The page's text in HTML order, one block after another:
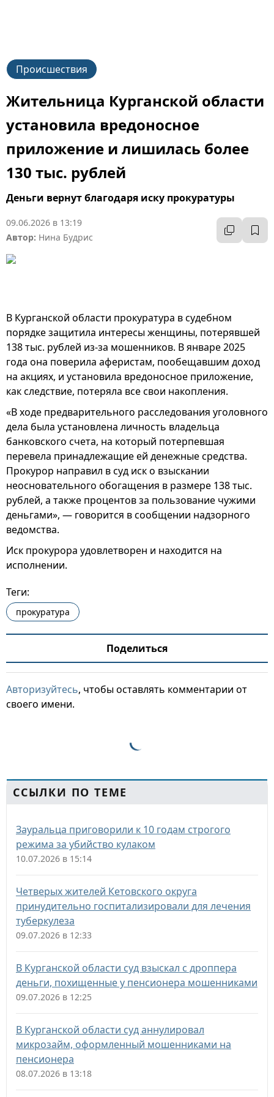
Происшествия
Жительница Курганской области
установила вредоносное
приложение и лишилась более
130 тыс. рублей
Деньги вернут благодаря иску прокуратуры
09.06.2026 в 13:19
Автор: Нина Будрис
В Курганской области прокуратура в судебном
порядке защитила интересы женщины, потерявшей
138 тыс. рублей из-за мошенников. В январе 2025
года она поверила аферистам, пообещавшим доход
на акциях, и установила вредоносное приложение,
как следствие, потеряла все свои накопления.
«В ходе предварительного расследования уголовного
дела была установлена личность владельца
банковского счета, на который потерпевшая
перевела принадлежащие ей денежные средства.
Прокурор направил в суд иск о взыскании
неосновательного обогащения в размере 138 тыс.
рублей, а также процентов за пользование чужими
деньгами», — говорится в сообщении надзорного
ведомства.
Иск прокурора удовлетворен и находится на
исполнении.
Теги:
прокуратура
Поделиться
Авторизуйтесь, чтобы оставлять комментарии от
своего имени.
ССЫЛКИ ПО ТЕМЕ
Зауральца приговорили к 10 годам строгого
режима за убийство кулаком
10.07.2026 в 15:14
Четверых жителей Кетовского округа
принудительно госпитализировали для лечения
туберкулеза
09.07.2026 в 12:33
В Курганской области суд взыскал с дроппера
деньги, похищенные у пенсионера мошенниками
09.07.2026 в 12:25
В Курганской области суд аннулировал
микрозайм, оформленный мошенниками на
пенсионера
08.07.2026 в 13:18